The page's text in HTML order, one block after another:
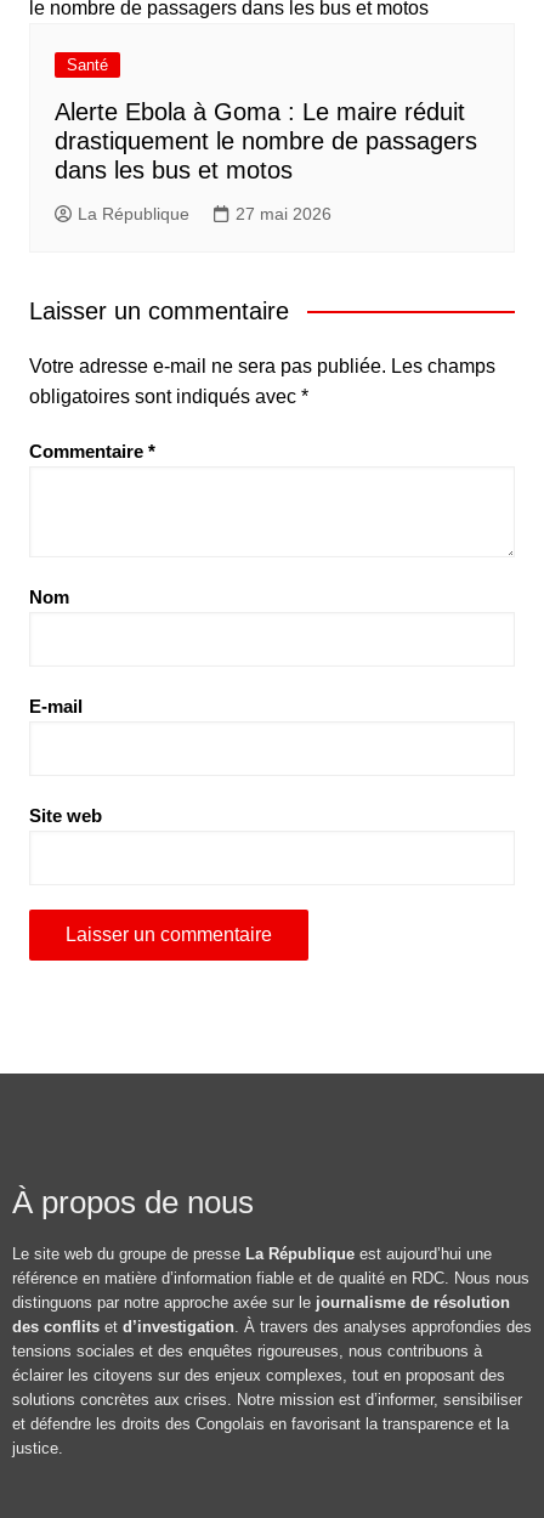
Santé
Alerte Ebola à Goma : Le maire réduit
drastiquement le nombre de passagers
dans les bus et motos
La République 27 mai 2026
Laisser un commentaire
Votre adresse e-mail ne sera pas publiée. Les champs
obligatoires sont indiqués avec *
Commentaire *
Nom
E-mail
Site web
À propos de nous
Le site web du groupe de presse La République est aujourd’hui une
référence en matière d’information fiable et de qualité en RDC. Nous nous
distinguons par notre approche axée sur le journalisme de résolution
des conflits et d’investigation. À travers des analyses approfondies des
tensions sociales et des enquêtes rigoureuses, nous contribuons à
éclairer les citoyens sur des enjeux complexes, tout en proposant des
solutions concrètes aux crises. Notre mission est d’informer, sensibiliser
et défendre les droits des Congolais en favorisant la transparence et la
justice.